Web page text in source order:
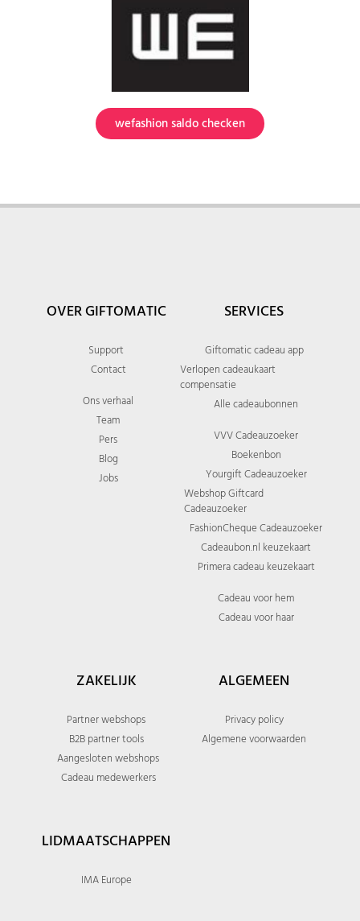
wefashion saldo checken
OVER GIFTOMATIC
Support
Contact
Ons verhaal
Team
Pers
Blog
Jobs
SERVICES
Giftomatic cadeau app
Verlopen cadeaukaart
compensatie
Alle cadeaubonnen
VVV Cadeauzoeker
Boekenbon
Yourgift Cadeauzoeker
Webshop Giftcard
Cadeauzoeker
FashionCheque Cadeauzoeker
Cadeaubon.nl keuzekaart
Primera cadeau keuzekaart
Cadeau voor hem
Cadeau voor haar
ZAKELIJK
Partner webshops
B2B partner tools
Aangesloten webshops
Cadeau medewerkers
ALGEMEEN
Privacy policy
Algemene voorwaarden
LIDMAATSCHAPPEN
IMA Europe